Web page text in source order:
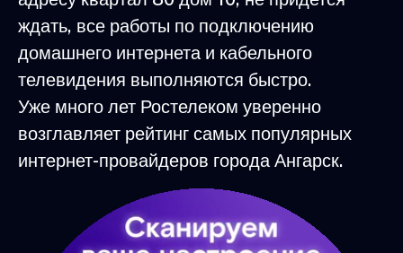
ждать, все работы по подключению
домашнего интернета и кабельного
телевидения выполняются быстро.
Уже много лет Ростелеком уверенно
возглавляет рейтинг самых популярных
интернет-провайдеров города Ангарск.